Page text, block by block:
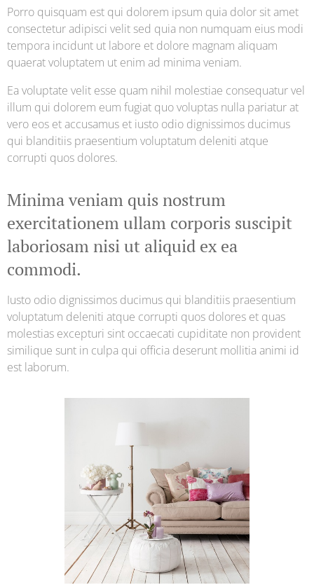
Porro quisquam est qui dolorem ipsum quia dolor sit amet
consectetur adipisci velit sed quia non numquam eius modi
tempora incidunt ut labore et dolore magnam aliquam
quaerat voluptatem ut enim ad minima veniam.
Ea voluptate velit esse quam nihil molestiae consequatur vel
illum qui dolorem eum fugiat quo voluptas nulla pariatur at
vero eos et accusamus et iusto odio dignissimos ducimus
qui blanditiis praesentium voluptatum deleniti atque
corrupti quos dolores.
Minima veniam quis nostrum
exercitationem ullam corporis suscipit
laboriosam nisi ut aliquid ex ea
commodi.
Iusto odio dignissimos ducimus qui blanditiis praesentium
voluptatum deleniti atque corrupti quos dolores et quas
molestias excepturi sint occaecati cupiditate non provident
similique sunt in culpa qui officia deserunt mollitia animi id
est laborum.